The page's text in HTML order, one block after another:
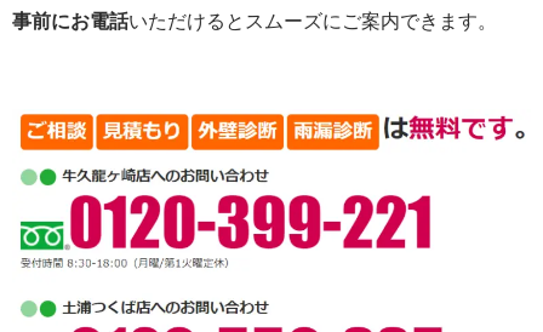
事前にお電話いただけるとスムーズにご案内できます。